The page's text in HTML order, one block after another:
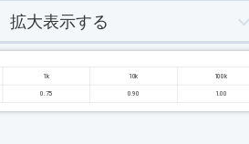
拡大表示する
1k 10k 100k
0.75 0.90 1.00